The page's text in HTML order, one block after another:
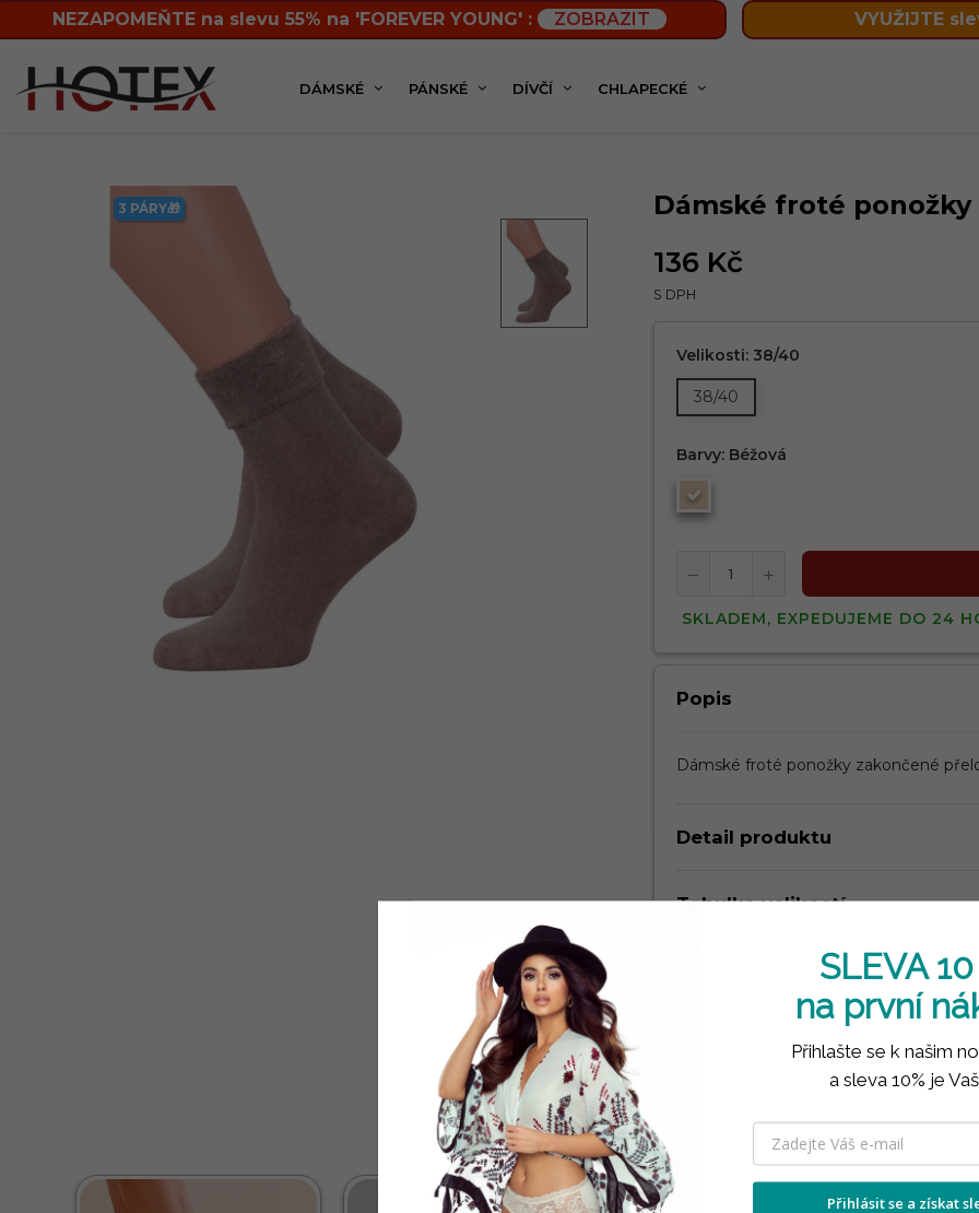
NEZAPOMEŇTE na slevu 55% na 'FOREVER YOUNG' : ZOBRAZIT VYUŽIJTE
DÁMSKÉ PÁNSKÉ DÍVČÍ CHLAPECKÉ
Dámská kolekce
3 PÁRY🎁 Dámské froté ponožky
136 Kč
S DPH
Velikosti: 38/40
38/40
Barvy: Béžová
SKLADEM, EXPEDUJEME DO 24
Popis
Dámské froté ponožky zakončené
Detail produktu
Tabulka velikostí
Kdy dostanu zboží?
PRODUKTY VE STEJNÉ KATEGORII
( 12 náhodně vybraných produktů ve stejné kategorii )
NOVINKA
SLEVA 10
na první
Přihlašte se k našim
a sleva 10% je
Přihlásit se a získat